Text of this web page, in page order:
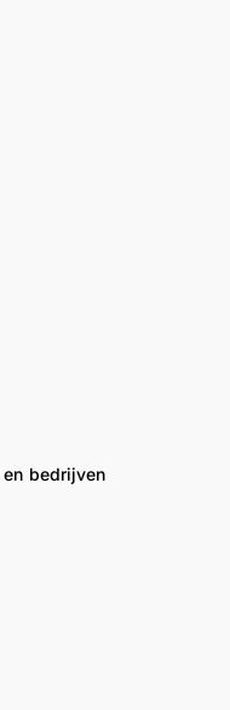
bedrijven